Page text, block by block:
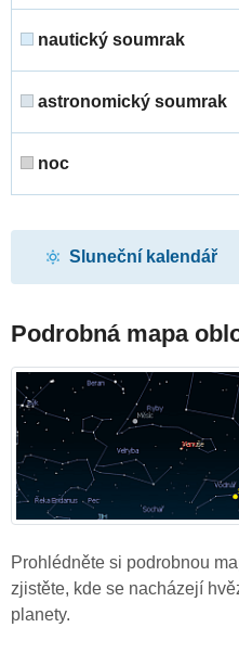
nautický soumrak
astronomický soumrak
noc
Sluneční kalendář
Podrobná mapa
Prohlédněte si podrobnou
zjistěte, kde se nacházejí
planety.